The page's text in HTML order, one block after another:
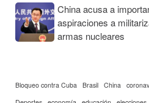
China acusa a
aspiraciones a
armas nucleares
Bloqueo contra Cuba Brasil China